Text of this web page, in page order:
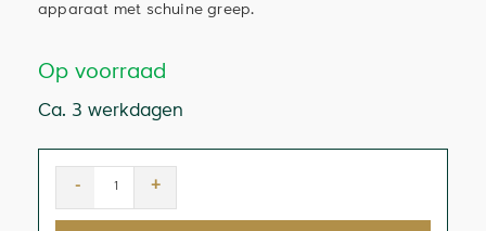
apparaat met schuine greep.
Op voorraad
Ca. 3 werkdagen
- +